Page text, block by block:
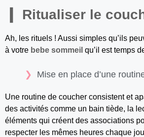
Ritualiser le
Ah, les rituels ! Aussi simples qu’ils
à votre bebe sommeil qu’il est temps
Mise en place d’une
Une routine de coucher consistent et
des activités comme un bain tiède, la
éléments qui créent des associations
respecter les mêmes heures chaque